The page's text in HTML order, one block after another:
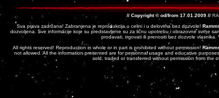
// Copyright © od/from 17.01.2009 //
Sva prava zadržana! Zabranjena je reprodukcija u celini i u delovima bez dozvole!
dozvoljena. Sve informacije koje su predstavljene su za ličnu upotrebu i obrazovne svrhe
prodavati, trgovati ili prenositi bez dozvole
All rights reserved! Reproduction in whole or in part is prohibited without permission!
not allowed. All the information presented are for personnal usage and educative
sold, traded or transferred without permission from the